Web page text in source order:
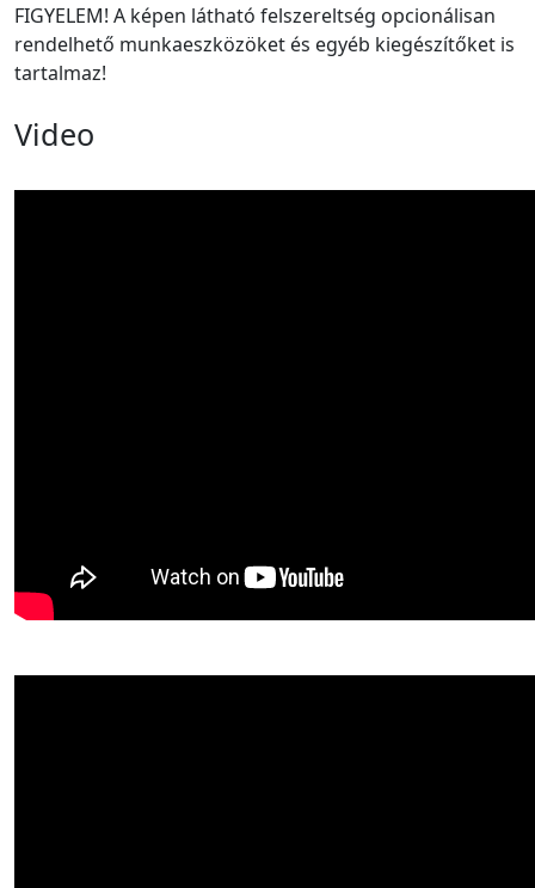
FIGYELEM! A képen látható felszereltség opcionálisan
rendelhető munkaeszközöket és egyéb kiegészítőket is
tartalmaz!
Video